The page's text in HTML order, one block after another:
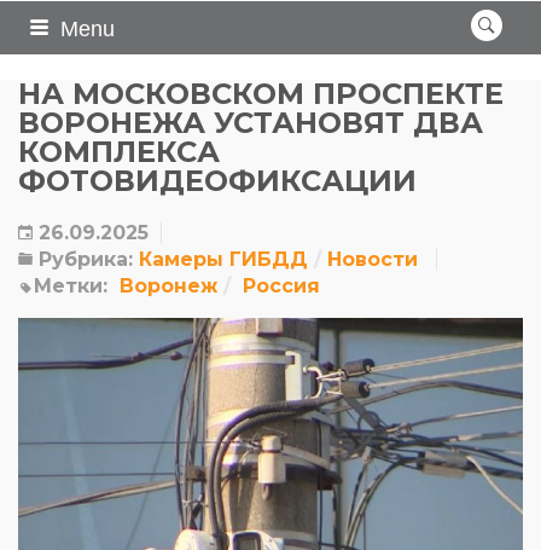
Menu
НА МОСКОВСКОМ ПРОСПЕКТЕ
ВОРОНЕЖА УСТАНОВЯТ ДВА
КОМПЛЕКСА
ФОТОВИДЕОФИКСАЦИИ
26.09.2025
Рубрика: Камеры ГИБДД
Новости
Метки: Воронеж Россия